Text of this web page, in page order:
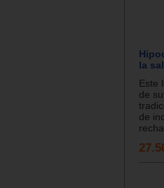
la
Este
de
de